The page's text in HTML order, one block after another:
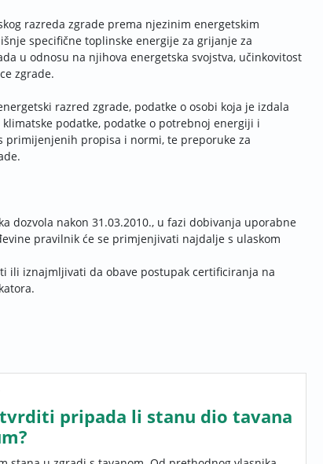
razreda zgrade prema njezinim energetskim
specifične toplinske energije za grijanje za
u odnosu na njihova energetska svojstva, učinkovitost
zgrade.
razred zgrade, podatke o osobi koja je izdala
podatke, podatke o potrebnoj energiji i
propisa i normi, te preporuke za
dozvola nakon 31.03.2010., u fazi dobivanja uporabne
pravilnik će se primjenjivati najdalje s ulaskom
ili iznajmljivati da obave postupak certificiranja na
pripada li stanu dio tavana